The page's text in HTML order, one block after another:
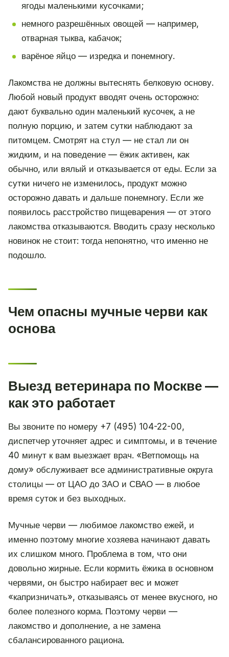
ягоды маленькими кусочками;
немного разрешённых овощей — например,
отварная тыква, кабачок;
варёное яйцо — изредка и понемногу.
Лакомства не должны вытеснять белковую основу.
Любой новый продукт вводят очень осторожно:
дают буквально один маленький кусочек, а не
полную порцию, и затем сутки наблюдают за
питомцем. Смотрят на стул — не стал ли он
жидким, и на поведение — ёжик активен, как
обычно, или вялый и отказывается от еды. Если за
сутки ничего не изменилось, продукт можно
осторожно давать и дальше понемногу. Если же
появилось расстройство пищеварения — от этого
лакомства отказываются. Вводить сразу несколько
новинок не стоит: тогда непонятно, что именно не
подошло.
Чем опасны мучные черви как
основа
Выезд ветеринара по Москве —
как это работает
Вы звоните по номеру +7 (495) 104-22-00,
диспетчер уточняет адрес и симптомы, и в течение
40 минут к вам выезжает врач. «Ветпомощь на
дому» обслуживает все административные округа
столицы — от ЦАО до ЗАО и СВАО — в любое
время суток и без выходных.
Мучные черви — любимое лакомство ежей, и
именно поэтому многие хозяева начинают давать
их слишком много. Проблема в том, что они
довольно жирные. Если кормить ёжика в основном
червями, он быстро набирает вес и может
«капризничать», отказываясь от менее вкусного, но
более полезного корма. Поэтому черви —
лакомство и дополнение, а не замена
сбалансированного рациона.